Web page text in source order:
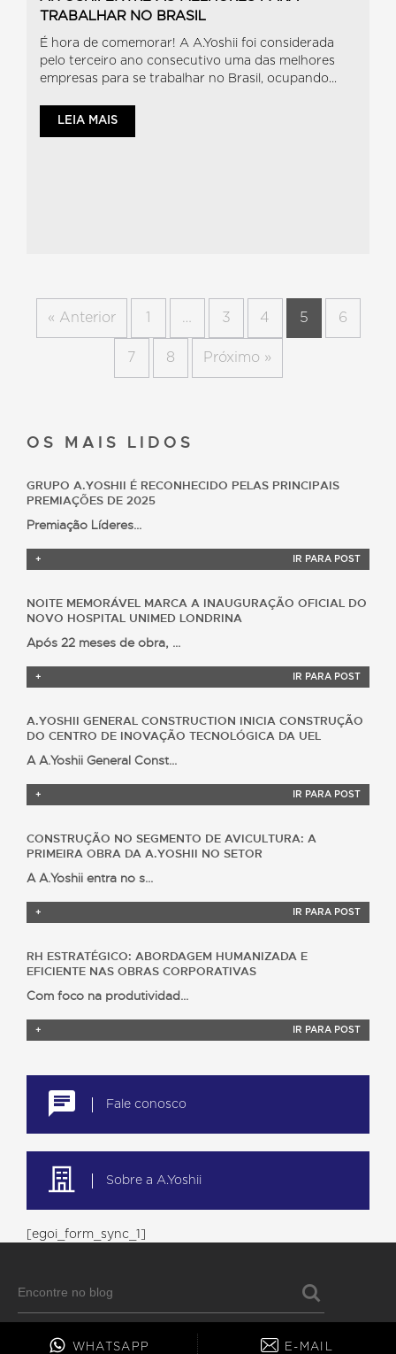
TRABALHAR NO BRASIL
É hora de comemorar! A A.Yoshii foi considerada
pelo terceiro ano consecutivo uma das melhores
empresas para se trabalhar no Brasil, ocupando...
LEIA MAIS
« Anterior 1 … 3 4 5 6
7 8 Próximo »
OS MAIS LIDOS
GRUPO A.YOSHII É RECONHECIDO PELAS PRINCIPAIS
PREMIAÇÕES DE 2025
Premiação Líderes...
+ IR PARA POST
NOITE MEMORÁVEL MARCA A INAUGURAÇÃO OFICIAL DO
NOVO HOSPITAL UNIMED LONDRINA
Após 22 meses de obra, ...
+ IR PARA POST
A.YOSHII GENERAL CONSTRUCTION INICIA CONSTRUÇÃO
DO CENTRO DE INOVAÇÃO TECNOLÓGICA DA UEL
A A.Yoshii General Const...
+ IR PARA POST
CONSTRUÇÃO NO SEGMENTO DE AVICULTURA: A
PRIMEIRA OBRA DA A.YOSHII NO SETOR
A A.Yoshii entra no s...
+ IR PARA POST
RH ESTRATÉGICO: ABORDAGEM HUMANIZADA E
EFICIENTE NAS OBRAS CORPORATIVAS
Com foco na produtividad...
+ IR PARA POST
Fale conosco
Sobre a A.Yoshii
[egoi_form_sync_1]
WHATSAPP E-MAIL